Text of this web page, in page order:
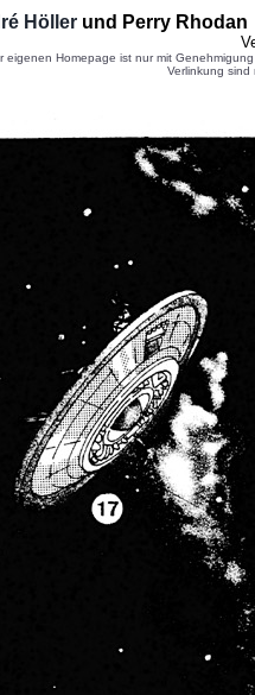
Höller und Perry
eigenen Homepage ist nur mit
Verlinkung sind